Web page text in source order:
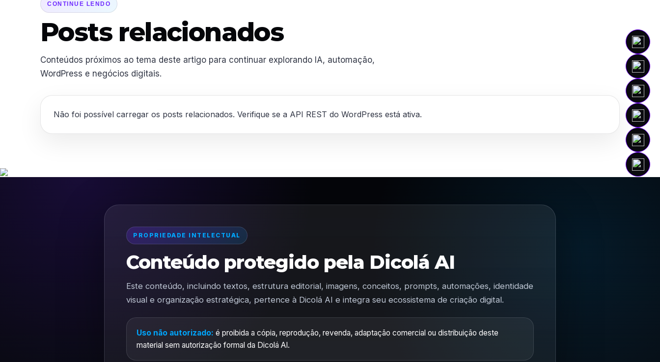
CONTINUE LENDO
Posts relacionados
Conteúdos próximos ao tema deste artigo para continuar explorando IA, automação,
WordPress e negócios digitais.
Não foi possível carregar os posts relacionados. Verifique se a API REST do WordPress está ativa.
PROPRIEDADE INTELECTUAL
Conteúdo protegido pela Dicolá AI
Este conteúdo, incluindo textos, estrutura editorial, imagens, conceitos, prompts, automações, identidade
visual e organização estratégica, pertence à Dicolá AI e integra seu ecossistema de criação digital.
Uso não autorizado: é proibida a cópia, reprodução, revenda, adaptação comercial ou distribuição deste
material sem autorização formal da Dicolá AI.